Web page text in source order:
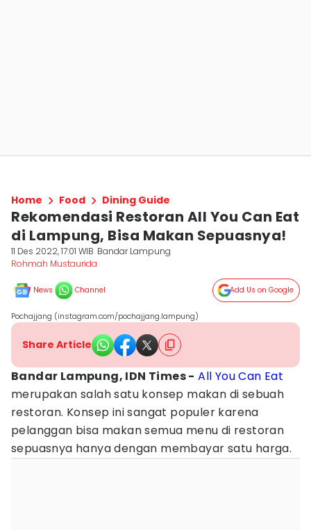
Home Food Dining Guide
Rekomendasi Restoran All You Can Eat
di Lampung, Bisa Makan Sepuasnya!
11 Des 2022, 17:01 WIB Bandar Lampung
Rohmah Mustaurida
News Channel Add Us on Google
Pochajjang (instagram.com/pochajjang.lampung)
Share Article
Bandar Lampung, IDN Times - All You Can Eat
merupakan salah satu konsep makan di sebuah
restoran. Konsep ini sangat populer karena
pelanggan bisa makan semua menu di restoran
sepuasnya hanya dengan membayar satu harga.